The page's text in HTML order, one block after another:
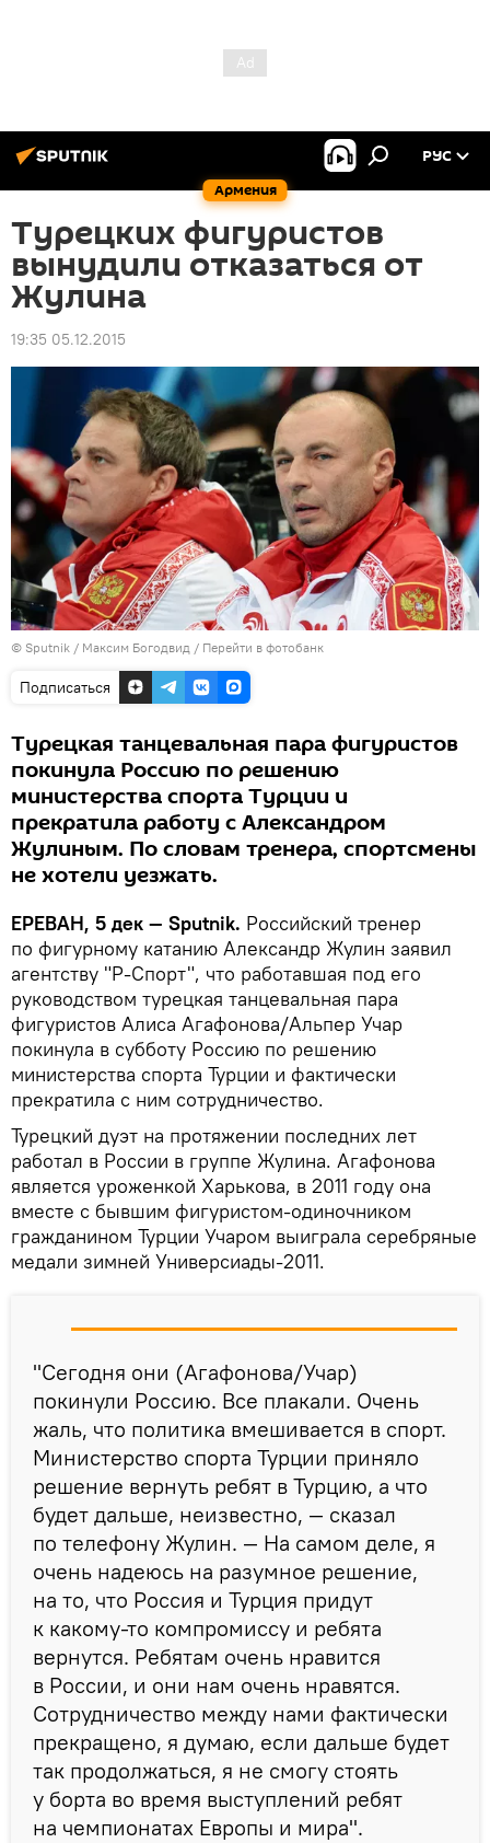
Армения
РУС
Турецких фигуристов
вынудили отказаться от
Жулина
19:35 05.12.2015
© Sputnik / Максим Богодвид / Перейти в фотобанк
Подписаться
Турецкая танцевальная пара фигуристов
покинула Россию по решению
министерства спорта Турции и
прекратила работу с Александром
Жулиным. По словам тренера, спортсмены
не хотели уезжать.
ЕРЕВАН, 5 дек — Sputnik. Российский тренер
по фигурному катанию Александр Жулин заявил
агентству "Р-Спорт", что работавшая под его
руководством турецкая танцевальная пара
фигуристов Алиса Агафонова/Альпер Учар
покинула в субботу Россию по решению
министерства спорта Турции и фактически
прекратила с ним сотрудничество.
Турецкий дуэт на протяжении последних лет
работал в России в группе Жулина. Агафонова
является уроженкой Харькова, в 2011 году она
вместе с бывшим фигуристом-одиночником
гражданином Турции Учаром выиграла серебряные
медали зимней Универсиады-2011.
"Сегодня они (Агафонова/Учар)
покинули Россию. Все плакали. Очень
жаль, что политика вмешивается в спорт.
Министерство спорта Турции приняло
решение вернуть ребят в Турцию, а что
будет дальше, неизвестно, — сказал
по телефону Жулин. — На самом деле, я
очень надеюсь на разумное решение,
на то, что Россия и Турция придут
к какому-то компромиссу и ребята
вернутся. Ребятам очень нравится
в России, и они нам очень нравятся.
Сотрудничество между нами фактически
прекращено, я думаю, если дальше будет
так продолжаться, я не смогу стоять
у борта во время выступлений ребят
на чемпионатах Европы и мира".